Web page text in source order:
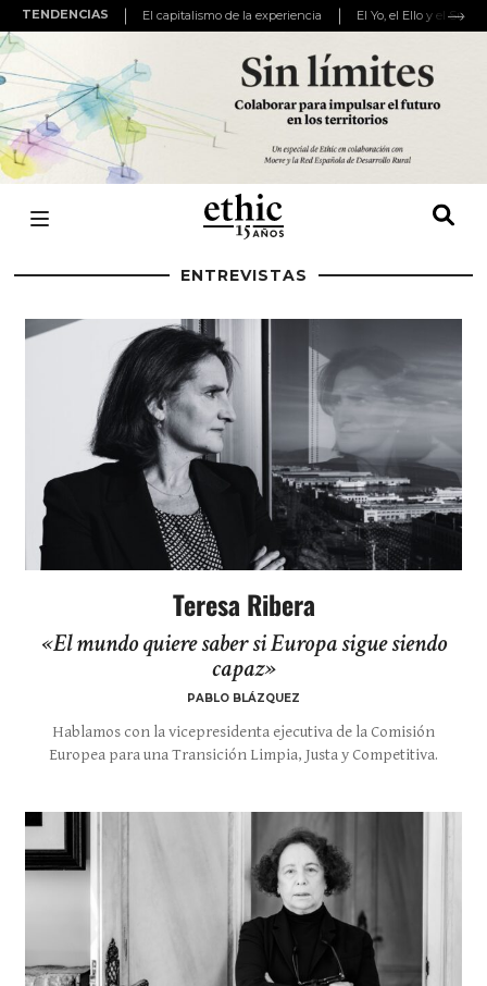
TENDENCIAS El capitalismo de la experiencia El Yo, el Ello y el
ENTREVISTAS
Teresa Ribera
«El mundo quiere saber si Europa sigue siendo
capaz»
PABLO BLÁZQUEZ
Hablamos con la vicepresidenta ejecutiva de la Comisión
Europea para una Transición Limpia, Justa y Competitiva.